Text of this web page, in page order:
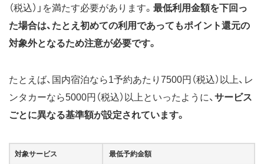
（税込）」を満たす必要があります。 最低利用金額を下回っ
た場合は、たとえ初めての利用であってもポイント還元の
対象外となるため注意が必要です。
たとえば、国内宿泊なら1予約あたり7500円（税込）以上、レ
ンタカーなら5000円（税込）以上といったように、 サービス
ごとに異なる基準額が設定されています。
対象サービス 最低予約金額